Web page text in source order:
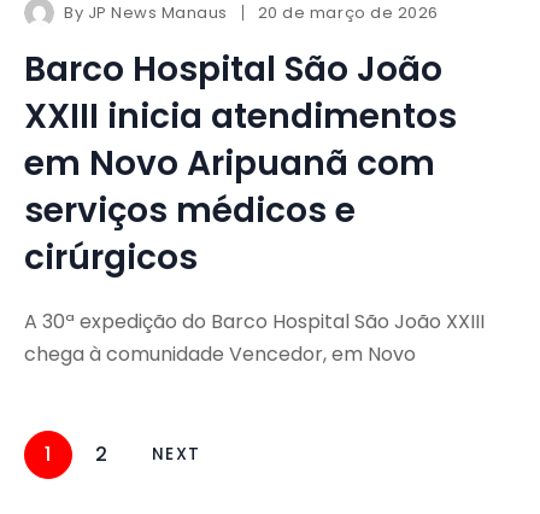
By JP News Manaus 20 de março de 2026
Barco Hospital São João
XXIII inicia atendimentos
em Novo Aripuanã com
serviços médicos e
cirúrgicos
A 30ª expedição do Barco Hospital São João XXIII
chega à comunidade Vencedor, em Novo
1 2 NEXT